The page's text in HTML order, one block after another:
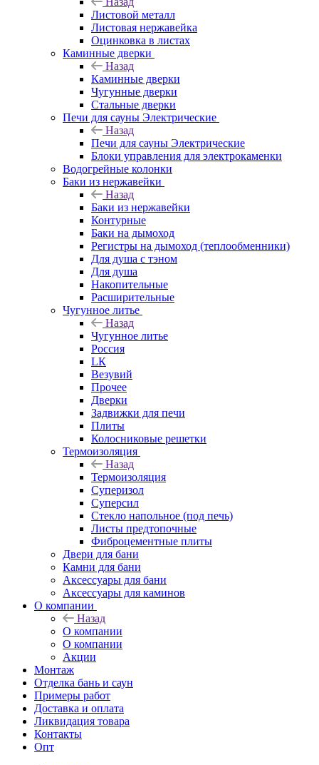
Листовой металл
Листовая нержавейка
Оцинковка в листах
Каминные дверки
Назад
Каминные дверки
Чугунные дверки
Стальные дверки
Печи для сауны Электрические
Назад
Печи для сауны Электрические
Блоки управления для электрокаменки
Водогрейные колонки
Баки из нержавейки
Назад
Баки из нержавейки
Контурные
Баки на дымоход
Регистры на дымоход (теплообменники)
Для душа с тэном
Для душа
Накопительные
Расширительные
Чугунное литье
Назад
Чугунное литье
Россия
LК
Везувий
Прочее
Дверки
Задвижки для печи
Плиты
Колосниковые решетки
Термоизоляция
Назад
Термоизоляция
Суперизол
Суперсил
Стекло напольное (под печь)
Листы предтопочные
Фиброцементные плиты
Двери для бани
Камни для бани
Аксессуары для бани
Аксессуары для каминов
О компании
Назад
О компании
О компании
Акции
Монтаж
Отделка бань и саун
Примеры работ
Доставка и оплата
Ликвидация товара
Контакты
Опт